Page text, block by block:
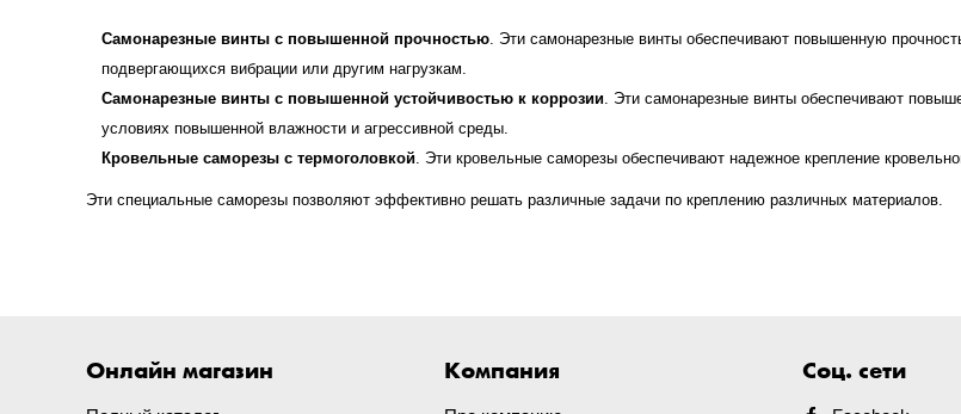
Самонарезные винты с повышенной прочностью . Эти самонарезные винты обеспечивают повышенную
подвергающихся вибрации или другим нагрузкам.
Самонарезные винты с повышенной устойчивостью к коррозии . Эти самонарезные винты обеспечивают
условиях повышенной влажности и агрессивной среды.
Кровельные саморезы с термоголовкой . Эти кровельные саморезы обеспечивают надежное крепление
Эти специальные саморезы позволяют эффективно решать различные задачи по креплению различных материалов.
Онлайн магазин Компания Соц. сети